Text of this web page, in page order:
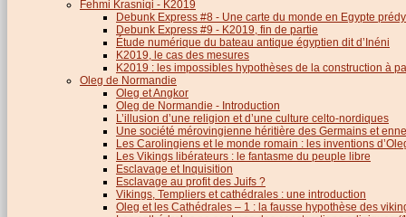
Fehmi Krasniqi - K2019
Debunk Express #8 - Une carte du monde en Egypte
Debunk Express #9 - K2019, fin de partie
Étude numérique du bateau antique égyptien dit d’Inéni
K2019, le cas des mesures
K2019 : les impossibles hypothèses de la construction à
Oleg de Normandie
Oleg et Angkor
Oleg de Normandie - Introduction
L’illusion d’une religion et d’une culture celto-nordiques
Une société mérovingienne héritière des Germains et
Les Carolingiens et le monde romain : les inventions
Les Vikings libérateurs : le fantasme du peuple libre
Esclavage et Inquisition
Esclavage au profit des Juifs ?
Vikings, Templiers et cathédrales : une introduction
Oleg et les Cathédrales – 1 : la fausse hypothèse des